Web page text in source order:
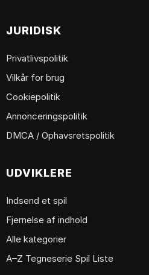
JURIDISK
Privatlivspolitik
Vilkår for brug
Cookiepolitik
Annonceringspolitik
DMCA / Ophavsretspolitik
UDVIKLERE
Indsend et spil
Fjernelse af indhold
Alle kategorier
A–Z Tegneserie Spil Liste